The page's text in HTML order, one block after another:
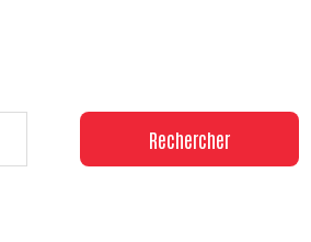
Rechercher